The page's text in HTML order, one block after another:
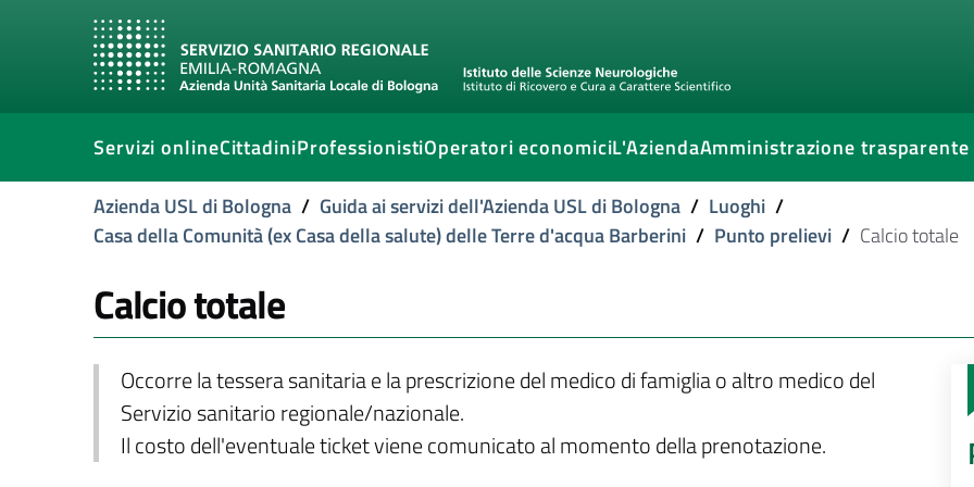
Servizi onlineCittadiniProfessionistiOperatori economiciL'AziendaAmministrazione trasparente
Azienda USL di Bologna / Guida ai servizi dell'Azienda USL di Bologna / Luoghi /
Casa della Comunità (ex Casa della salute) delle Terre d'acqua Barberini / Punto prelievi / Calcio totale
Calcio totale
Occorre la tessera sanitaria e la prescrizione del medico di famiglia o altro medico del
Servizio sanitario regionale/nazionale.
Il costo dell'eventuale ticket viene comunicato al momento della prenotazione.